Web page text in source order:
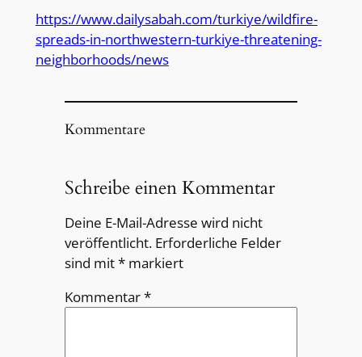
https://www.dailysabah.com/turkiye/wildfire-
spreads-in-northwestern-turkiye-threatening-
neighborhoods/news
Kommentare
Schreibe einen Kommentar
Deine E-Mail-Adresse wird nicht
veröffentlicht. Erforderliche Felder
sind mit*markiert
Kommentar*